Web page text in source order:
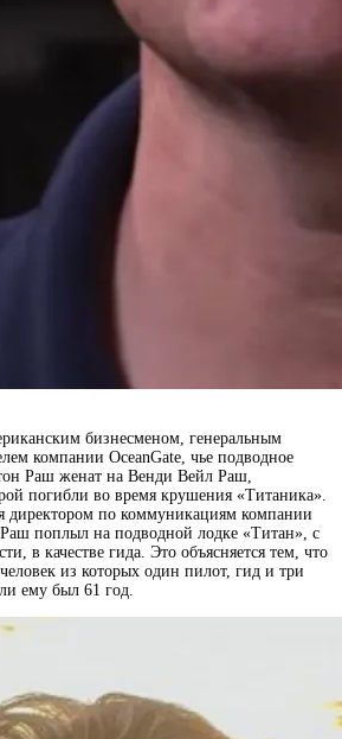
бизнесменом, генеральным
компании OceanGate, чье подводное
Раш женат на Венди Вейл Раш,
погибли во время крушения «Титаника».
директором по коммуникациям компании
поплыл на подводной лодке «Титан», с
в качестве гида. Это объясняется тем, что
из которых один пилот, гид и три
ему был 61 год.